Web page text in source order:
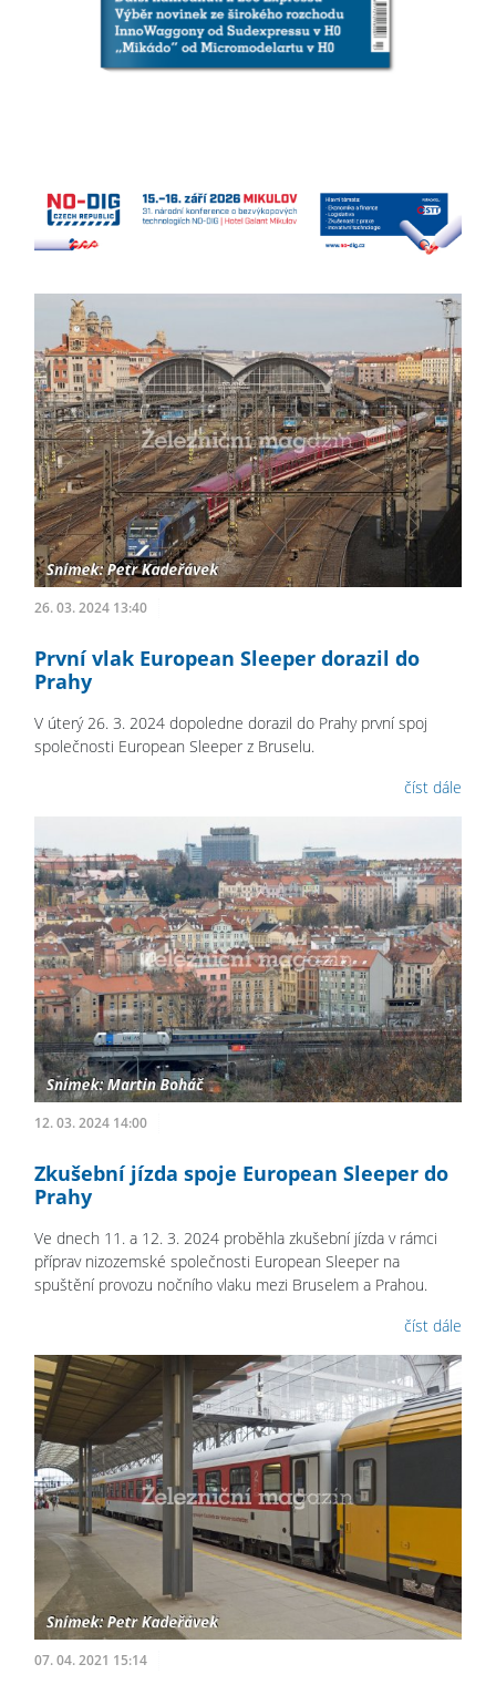
26. 03. 2024 13:40
První vlak European Sleeper dorazil do
Prahy
V úterý 26. 3. 2024 dopoledne dorazil do Prahy první spoj
společnosti European Sleeper z Bruselu.
číst dále
12. 03. 2024 14:00
Zkušební jízda spoje European Sleeper do
Prahy
Ve dnech 11. a 12. 3. 2024 proběhla zkušební jízda v rámci
příprav nizozemské společnosti European Sleeper na
spuštění provozu nočního vlaku mezi Bruselem a Prahou.
číst dále
07. 04. 2021 15:14